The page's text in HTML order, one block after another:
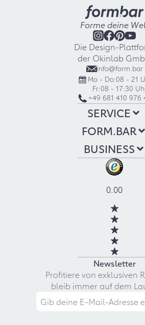
Forme deine
Die Design-
der Okinlab
info@form.bar
Mo - Do:08 - 21
Fr:08 - 17:30
+49 681 410 976
SERVICE
FORM.BAR
BUSINESS
0.00
Newsletter
Profitiere von exklusiven
bleib immer auf dem